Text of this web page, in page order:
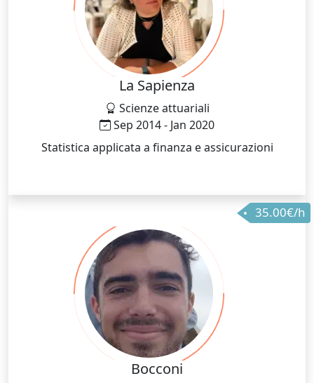
La Sapienza
Scienze attuariali
Sep 2014 - Jan 2020
Statistica applicata a finanza e assicurazioni
35.00€/h
Bocconi